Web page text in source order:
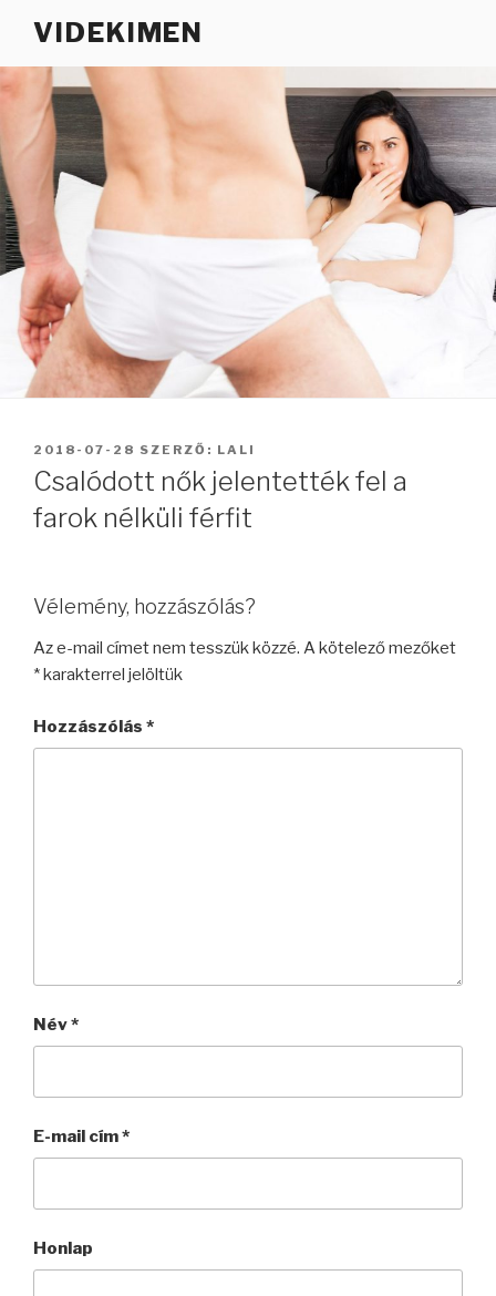
VIDEKIMEN
BEKÜLDVE:
2018-07-28 SZERZŐ: LALI
Csalódott nők jelentették fel a
farok nélküli férfit
Vélemény, hozzászólás?
Az e-mail címet nem tesszük közzé. A kötelező mezőket
* karakterrel jelöltük
Hozzászólás *
Név*
E-mail cím*
Honlap